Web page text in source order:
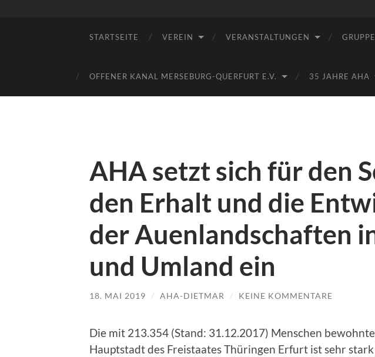
STARTSEITE VEREIN VERANSTALTUNGEN
OFFENER KANAL MERSEBURG-QUERFURT E.V. 35 JAHRE AHA
AHA setzt sich für den
den Erhalt und die
der Auenlandschaften
und Umland ein
18. MAI 2019 / AHA-DIETMAR / KEINE KOMMENTARE
Die mit 213.354 (Stand: 31.12.2017) Menschen
Hauptstadt des Freistaates Thüringen Erfurt ist sehr